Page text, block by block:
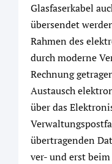
Glasfaserkabel
übersendet
Rahmen des
durch moderne
Rechnung
Austausch
über das
übertragenden
ver- und erst